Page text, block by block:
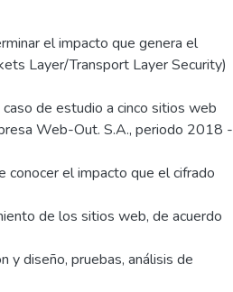
el impacto que genera el
Layer/Transport Layer Security)
de estudio a cinco sitios web
Web-Out. S.A., periodo 2018 -
el impacto que el cifrado
de los sitios web, de acuerdo
y diseño, pruebas, análisis de